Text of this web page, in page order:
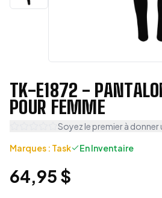
TK-E1872 -
POUR FEMME
Soyez le premier à donner
Marques : Task En Inventaire
64,95 $